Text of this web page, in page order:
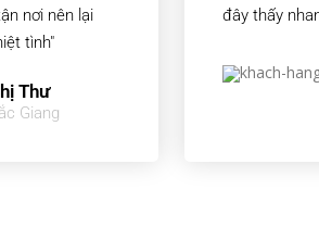
nơi nên lại
tình"
Thư
Giang
đây thấy